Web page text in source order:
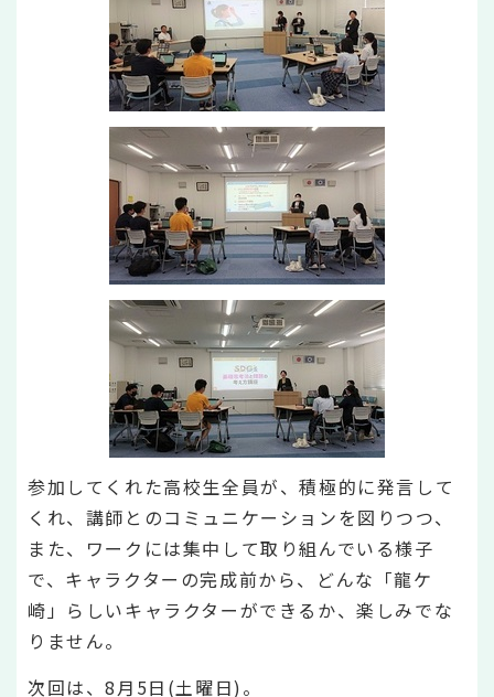
参加してくれた高校生全員が、積極的に発言して
くれ、講師とのコミュニケーションを図りつつ、
また、ワークには集中して取り組んでいる様子
で、キャラクターの完成前から、どんな「龍ケ
崎」らしいキャラクターができるか、楽しみでな
りません。
次回は、8月5日(土曜日)。